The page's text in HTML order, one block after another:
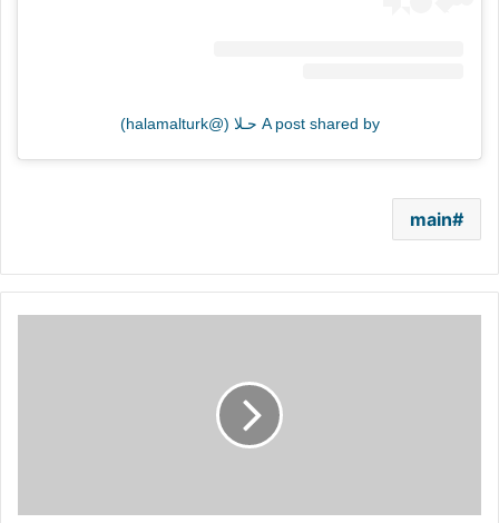
A post shared by حـلا (@halamalturk)
main